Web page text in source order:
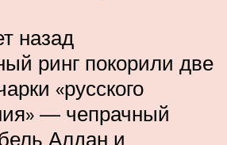
назад
ринг покорили две
«русского
— чепрачный
Алдан и